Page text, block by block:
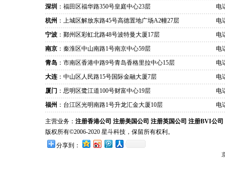
深圳 ：福田区福华路350号皇庭中心23层
电
杭州 ：上城区解放东路45号高德置地广场A2幢27层
电
宁波 ：鄞州区彩虹北路48号波特曼大厦17层
电
南京 ：秦淮区中山南路1号南京中心59层
电
青岛 ：市南区香港中路9号青岛香格里拉中心15层
电
大连 ：中山区人民路15号国际金融大厦7层
电
厦门 ：思明区鹭江道100号财富中心19层
电
福州 ：台江区光明南路1号升龙汇金大厦10层 电
主营业务： 注册香港公司 注册美国公司 注册英国公司 注册BVI公司
版权所有©2006-2020 星斗科技，保留所有权利。
分享到：